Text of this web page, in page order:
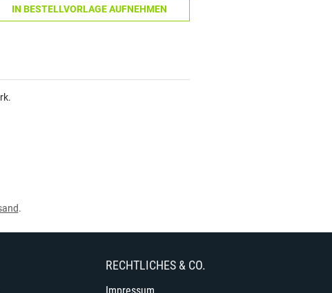
IN BESTELLVORLAGE AUFNEHMEN
.
RECHTLICHES & CO.